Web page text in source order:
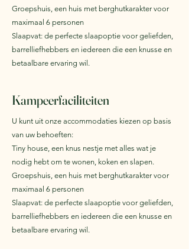
Groepshuis, een huis met berghutkarakter voor
maximaal 6 personen
Slaapvat: de perfecte slaapoptie voor geliefden,
barrelliefhebbers en iedereen die een knusse en
betaalbare ervaring wil.
Kampeerfaciliteiten
U kunt uit onze accommodaties kiezen op basis
van uw behoeften:
Tiny house, een knus nestje met alles wat je
nodig hebt om te wonen, koken en slapen.
Groepshuis, een huis met berghutkarakter voor
maximaal 6 personen
Slaapvat: de perfecte slaapoptie voor geliefden,
barrelliefhebbers en iedereen die een knusse en
betaalbare ervaring wil.